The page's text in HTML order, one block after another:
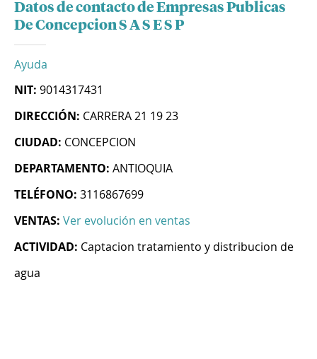
Datos de contacto de Empresas Publicas
De Concepcion S A S E S P
Ayuda
NIT: 9014317431
DIRECCIÓN: CARRERA 21 19 23
CIUDAD: CONCEPCION
DEPARTAMENTO: ANTIOQUIA
TELÉFONO: 3116867699
VENTAS: Ver evolución en ventas
ACTIVIDAD: Captacion tratamiento y distribucion de
agua